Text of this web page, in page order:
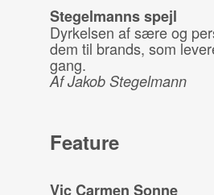
Stegelmanns spejl
Dyrkelsen af sære og
dem til brands, som
gang.
Af Jakob Stegelmann
Feature
Vic Carmen Sonne